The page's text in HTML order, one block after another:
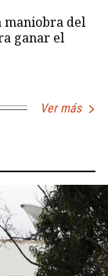
maniobra del
ganar el
Ver más